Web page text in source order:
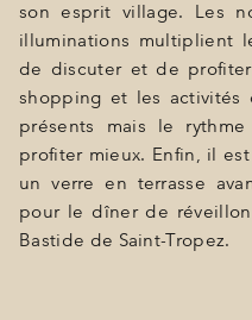
son esprit village. Les
illuminations multiplient
de discuter et de
shopping et les activités
présents mais le
profiter mieux. Enfin, il
un verre en terrasse
pour le dîner de
Bastide de Saint-Tropez.